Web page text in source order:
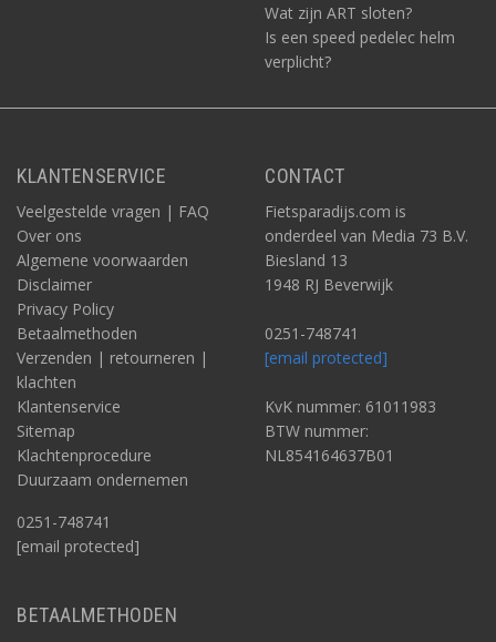
Wat zijn ART sloten?
Is een speed pedelec helm
verplicht?
KLANTENSERVICE
Veelgestelde vragen | FAQ
Over ons
Algemene voorwaarden
Disclaimer
Privacy Policy
Betaalmethoden
Verzenden | retourneren |
klachten
Klantenservice
Sitemap
Klachtenprocedure
Duurzaam ondernemen
0251-748741
[email protected]
CONTACT
Fietsparadijs.com is
onderdeel van Media 73 B.V.
Biesland 13
1948 RJ Beverwijk
0251-748741
[email protected]
KvK nummer: 61011983
BTW nummer:
NL854164637B01
BETAALMETHODEN